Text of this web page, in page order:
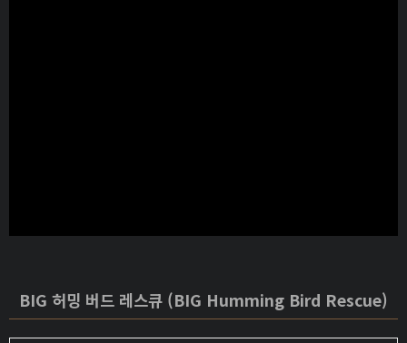
BIG 허밍 버드 레스큐 (BIG Humming Bird Rescue)